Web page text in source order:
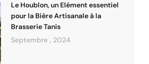
Le Houblon, un Elément essentiel
pour la Bière Artisanale à la
Brasserie Tanis
Septembre , 2024